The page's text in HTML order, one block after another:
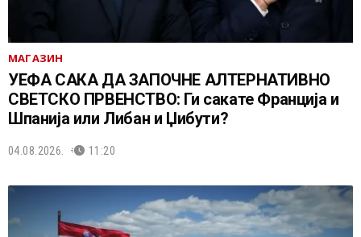
МАГАЗИН
УЕФА САКА ДА ЗАПОЧНЕ АЛТЕРНАТИВНО
СВЕТСКО ПРВЕНСТВО: Ги сакате Франција и
Шпанија или Либан и Џибути?
04.08.2026. 11:20